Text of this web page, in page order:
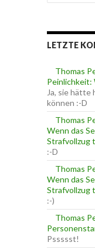
o
n
u
e
n
c
h
:
LETZTE
Thomas
Peinlichkeit:
Ja, sie hätte
können :-D
Thomas
Wenn das
Strafvollzug
:-D
Thomas
Wenn das
Strafvollzug
:-)
Thomas
Pssssst!